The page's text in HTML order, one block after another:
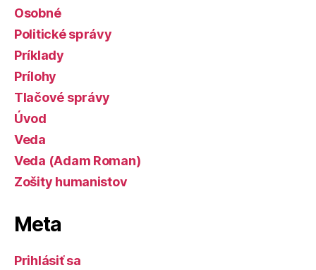
Osobné
Politické správy
Príklady
Prílohy
Tlačové správy
Úvod
Veda
Veda (Adam Roman)
Zošity humanistov
Meta
Prihlásiť sa